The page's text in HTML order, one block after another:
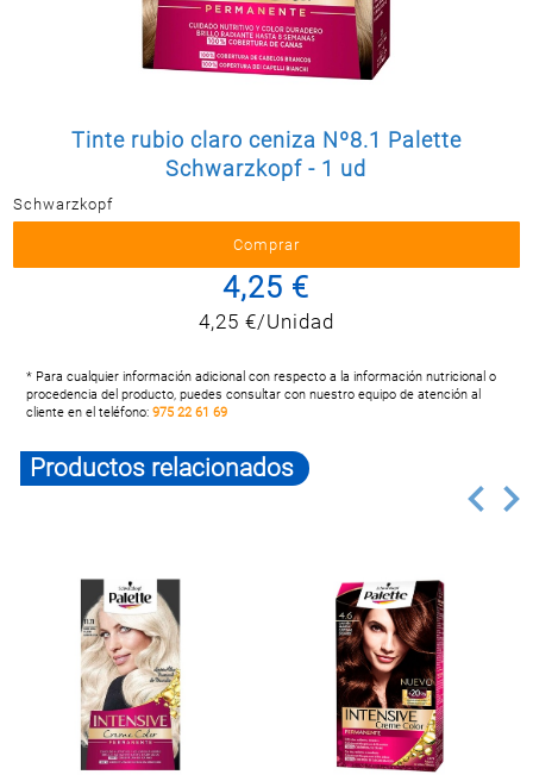
Postal
BAZAR
Tinte rubio claro ceniza Nº8.1 Palette
Schwarzkopf - 1 ud
Schwarzkopf
4,25 €
4,25 €/Unidad
* Para cualquier información adicional con respecto a la información nutricional o
procedencia del producto, puedes consultar con nuestro equipo de atención al
cliente en el teléfono:975 22 61 69
Productos relacionados